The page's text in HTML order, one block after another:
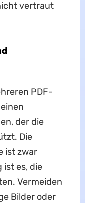
vertraut
PDF-
der die
Die
ist zwar
ist es, die
Vermeiden
Bilder oder